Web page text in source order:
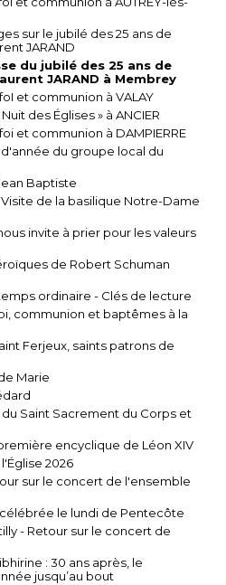
sur le jubilé des 25 ans de
JARAND
du jubilé des 25 ans de
JARAND à Membrey
et communion à VALAY
des Églises » à ANCIER
et communion à DAMPIERRE
d'année du groupe local du
Baptiste
de la basilique Notre-Dame
invite à prier pour les valeurs
de Robert Schuman
ordinaire - Clés de lecture
communion et baptêmes à la
Ferjeux, saints patrons de
Marie
Saint Sacrement du Corps et
encyclique de Léon XIV
2026
sur le concert de l'ensemble
le lundi de Pentecôte
- Retour sur le concert de
: 30 ans après, le
jusqu’au bout